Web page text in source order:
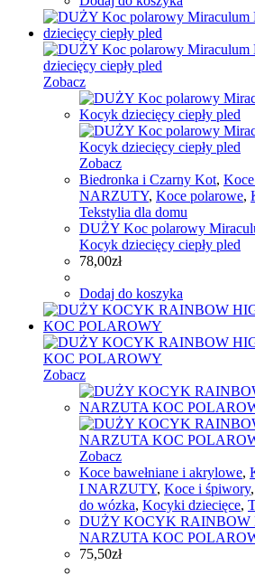
Zobacz
Zobacz
Biedronka i Czarny Kot,
NARZUTY, Koce polarowe,
Tekstylia dla domu
DUŻY Koc polarowy
Kocyk dziecięcy ciepły pled
78,00zł
Dodaj do koszyka
Zobacz
Zobacz
Koce bawełniane i akrylowe,
I NARZUTY, Koce i śpiwory,
do wózka, Kocyki dziecięce,
DUŻY KOCYK RAINBOW
NARZUTA KOC
75,50zł